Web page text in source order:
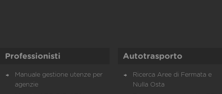
Professionisti
Manuale gestione utenze per
agenzie
Autotrasporto
Ricerca Aree di Fermata e
Nulla Osta